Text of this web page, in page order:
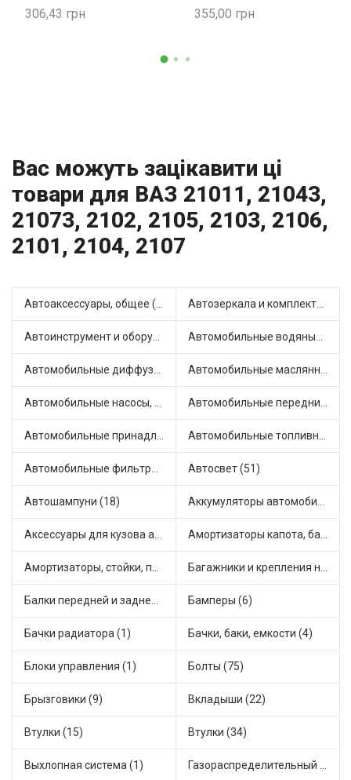
306,43 355,00
Вас можуть зацікавити ці
товари для ВАЗ 21011, 21043,
21073, 2102, 2105, 2103, 2106,
2101, 2104, 2107
Автоаксессуары, общее (1) Автозеркала и комплектующие (11)
Автоинструмент и оборудование (7) Автомобильные водяные насосы (14)
Автомобильные диффузоры и вентиляторы (4) Автомобильные маслянные насосы (9)
Автомобильные насосы, компрессоры и манометры (1) Автомобильные передние фары (12)
Автомобильные принадлежности и аксессуары (6) Автомобильные топливные насосы (17)
Автомобильные фильтры (1) Автосвет (51)
Автошампуни (18) Аккумуляторы автомобильные (2)
Аксессуары для кузова автомобиля (1) Амортизаторы капота, багажника (6)
Амортизаторы, стойки, подушки стоек (36) Багажники и крепления на крышу (1)
Балки передней и задней подвески (4) Бамперы (6)
Бачки радиатора (1) Бачки, баки, емкости (4)
Блоки управления (1) Болты (75)
Брызговики (9) Вкладыши (22)
Втулки (15) Втулки (34)
Выхлопная система (1) Газораспределительный механизм (2)